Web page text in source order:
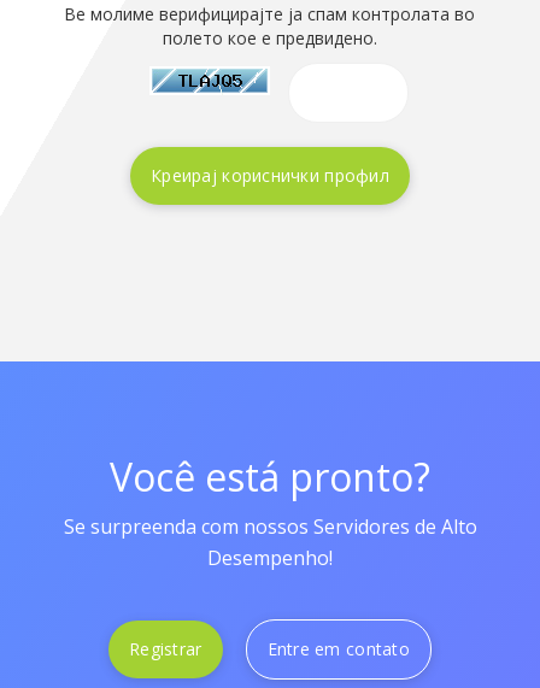
Ве молиме верифицирајте ја спам контролата во
полето кое е предвидено.
Você está pronto?
Se surpreenda com nossos Servidores de Alto
Desempenho!
Registrar Entre em contato